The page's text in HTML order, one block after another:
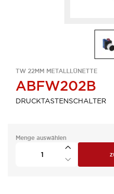
TW 22MM METALLLÜNETTE
ABFW202B
DRUCKTASTENSCHALTER
Menge auswählen